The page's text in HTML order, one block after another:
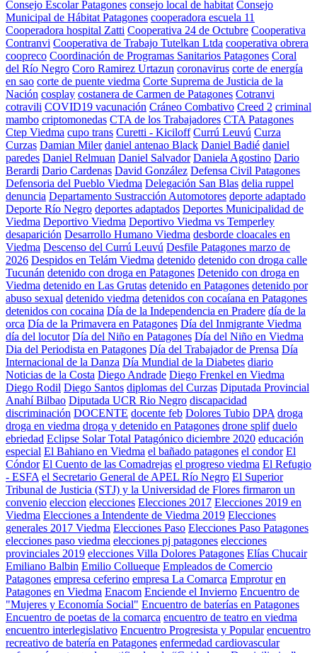
Consejo Escolar Patagones consejo local de habitat Consejo
Municipal de Hábitat Patagones cooperadora escuela 11
Cooperadora hospital Zatti Cooperativa 24 de Octubre Cooperativa
Contranvi Cooperativa de Trabajo Tutelkan Ltda cooperativa obrera
coopreco Coordinación de Programas Sanitarios Patagones Coral
del Río Negro Coro Ramirez Urtazun coronavirus corte de energía
en sao corte de puente viedma Corte Suprema de Justicia de la
Nación cosplay costanera de Carmen de Patagones Cotranvi
cotravili COVID19 vacunación Cráneo Combativo Creed 2 criminal
mambo criptomonedas CTA de los Trabajadores CTA Patagones
Ctep Viedma cupo trans Curetti - Kiciloff Currú Leuvú Curza
Curzas Damian Miler daniel antenao Black Daniel Badié daniel
paredes Daniel Relmuan Daniel Salvador Daniela Agostino Dario
Berardi Dario Cardenas David González Defensa Civil Patagones
Defensoria del Pueblo Viedma Delegación San Blas delia ruppel
denuncia Departamento Sustracción Automotores deporte adaptado
Deporte Río Negro deportes adaptados Deportes Municipalidad de
Viedma Deportivo Viedma Deportivo Viedma vs Temperley
desaparición Desarrollo Humano Viedma desborde cloacales en
Viedma Descenso del Currú Leuvú Desfile Patagones marzo de
2026 Despidos en Telám Viedma detenido detenido con droga calle
Tucunán detenido con droga en Patagones Detenido con droga en
Viedma detenido en Las Grutas detenido en Patagones detenido por
abuso sexual detenido viedma detenidos con cocaíana en Patagones
detenidos con cocaina Día de la Independencia en Pradere día de la
orca Día de la Primavera en Patagones Día del Inmigrante Viedma
día del locutor Día del Niño en Patagones Día del Niño en Viedma
Dia del Periodista en Patagones Día del Trabajador de Prensa Día
Internacional de la Danza Día Mundial de la Diabetes diario
Noticias de la Costa Diego Andrade Diego Frenkel en Viedma
Diego Rodil Diego Santos diplomas del Curzas Diputada Provincial
Anahí Bilbao Diputada UCR Rio Negro discapacidad
discriminación DOCENTE docente feb Dolores Tubio DPA droga
droga en viedma droga y detenido en Patagones drone splif duelo
ebriedad Eclipse Solar Total Patagónico diciembre 2020 educación
especial El Bahiano en Viedma el bañado patagones el condor El
Cóndor El Cuento de las Comadrejas el progreso viedma El Refugio
- ESFA el Secretario General de APEL Río Negro El Superior
Tribunal de Justicia (STJ) y la Universidad de Flores firmaron un
convenio eleccion elecciones Elecciones 2017 Elecciones 2019 en
Viedma Elecciones a Intendente de Viedma 2019 Elecciones
generales 2017 Viedma Elecciones Paso Elecciones Paso Patagones
elecciones paso viedma elecciones pj patagones elecciones
provinciales 2019 elecciones Villa Dolores Patagones Elías Chucair
Emiliano Balbin Emilio Collueque Empleados de Comercio
Patagones empresa ceferino empresa La Comarca Emprotur en
Patagones en Viedma Enacom Enciende el Invierno Encuentro de
"Mujeres y Economía Social" Encuentro de baterías en Patagones
Encuentro de poetas de la comarca encuentro de teatro en viedma
encuentro interlegislativo Encuentro Progresista y Popular encuentro
recreativo de batería en Patagones enfermedad cardiovascular